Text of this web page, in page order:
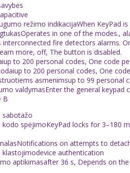
režimo indikacijaWhen KeyPad
in one of the modes.,
fire detectors alarms.
more, off, The button is disabled.
to 200 personal codes, One code
to 200 personal codes, One
asmenimsup to 99 personal
valdymasEnter the general
B
sabotažo
kodo spėjimoKeyPad locks for 3–180
on attempts to
klastojimodevice authentication
aptikimasafter 36 s, Depends on